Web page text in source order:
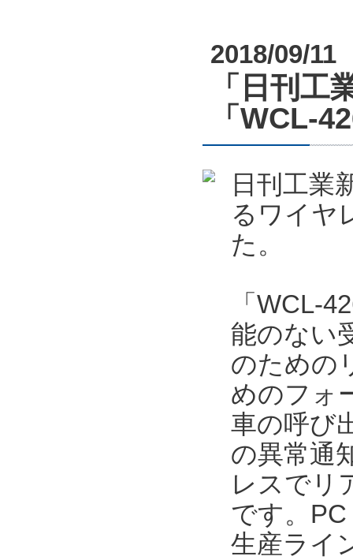
2018/09/11
「日刊工
「WCL-
日刊工業
るワイヤ
た。
「WCL-
能のない
のための
めのフォ
車の呼び
の異常通
レスでリ
です。
生産ライ